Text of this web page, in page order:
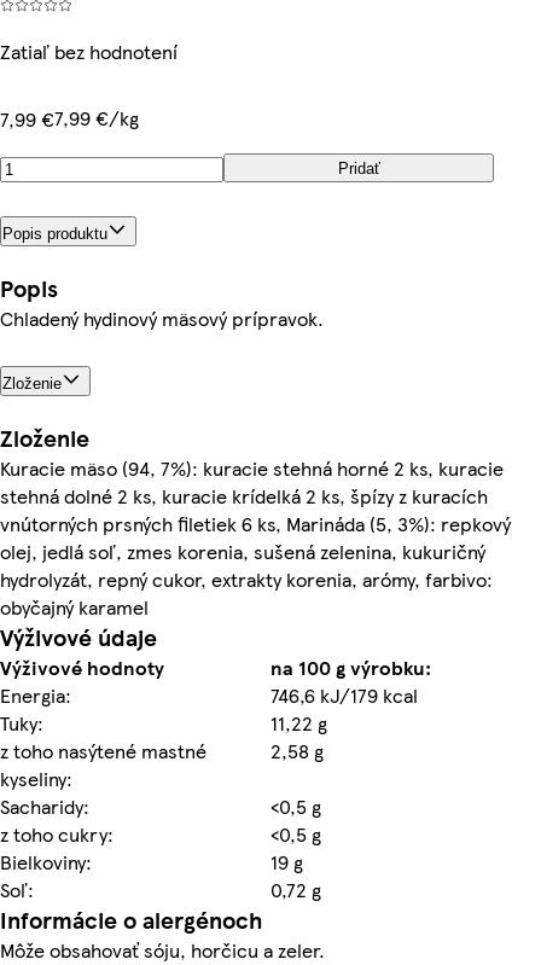
Zatiaľ bez hodnotení
7,99 €7,99 €/kg
Pridať
Popis produktu
Popis
Chladený hydinový mäsový prípravok.
Zloženie
Zloženie
Kuracie mäso (94, 7%): kuracie stehná horné 2 ks, kuracie
stehná dolné 2 ks, kuracie krídelká 2 ks, špízy z kuracích
vnútorných prsných filetiek 6 ks, Marináda (5, 3%): repkový
olej, jedlá soľ, zmes korenia, sušená zelenina, kukuričný
hydrolyzát, repný cukor, extrakty korenia, arómy, farbivo:
obyčajný karamel
Výživové údaje
Výživové hodnoty
na 100 g výrobku:
Energia:
746,6 kJ/179 kcal
Tuky:
11,22 g
z toho nasýtené mastné
kyseliny:
2,58 g
Sacharidy:
<0,5 g
z toho cukry:
<0,5 g
Bielkoviny:
19 g
Soľ:
0,72 g
Informácie o alergénoch
Môže obsahovať sóju, horčicu a zeler.